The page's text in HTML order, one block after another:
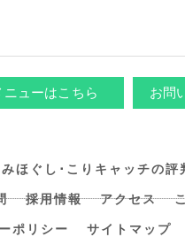
ニューはこちら お問
ほぐし･こりキャッチの評
採用情報 アクセス
ポリシー サイトマップ